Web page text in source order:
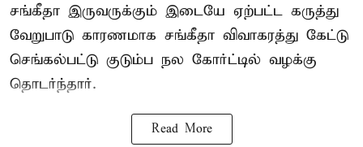
சங்கீதா இருவருக்கும் இடையே ஏற்பட்ட கருத்து
வேறுபாடு காரணமாக சங்கீதா விவாகரத்து கேட்டு
செங்கல்பட்டு குடும்ப நல கோர்ட்டில் வழக்கு
தொடர்ந்தார்.
Read More